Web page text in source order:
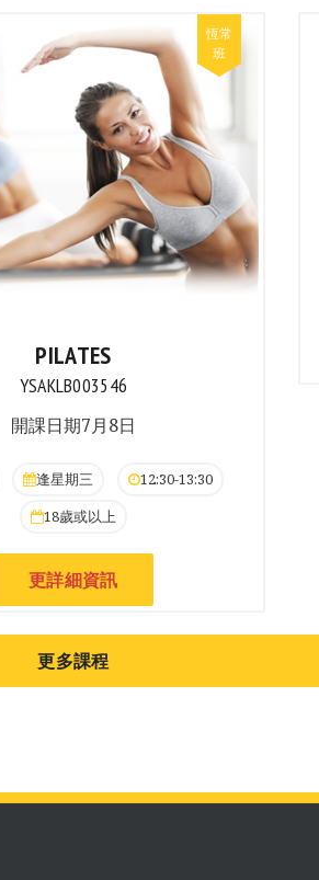
PILATES
YSAKLB003546
開課日期7月8日
逢星期三
12:30-13:30
18歲或以上
更詳細資訊
更多課程